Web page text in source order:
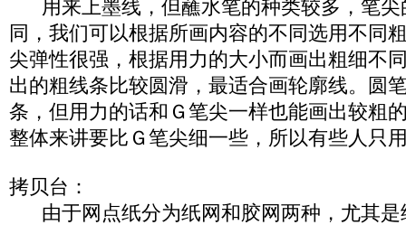
用来上墨线，但蘸水笔的种类较多，笔尖
同，我们可以根据所画内容的不同选用不同
尖弹性很强，根据用力的大小而画出粗细不
出的粗线条比较圆滑，最适合画轮廓线。圆
条，但用力的话和Ｇ笔尖一样也能画出较粗
整体来讲要比Ｇ笔尖细一些，所以有些人只
拷贝台：
由于网点纸分为纸网和胶网两种，尤其是